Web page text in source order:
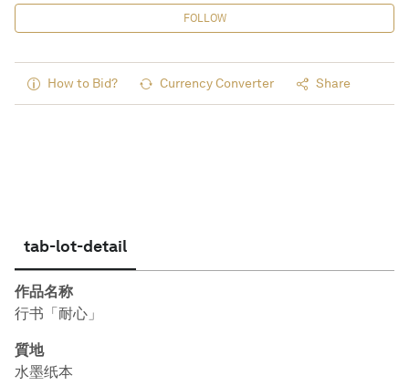
FOLLOW
How to Bid? Currency Converter Share
tab-lot-detail
作品名称
行书「耐心」
質地
水墨纸本